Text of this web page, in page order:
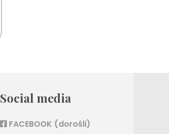
Social media
FACEBOOK (dorośli)